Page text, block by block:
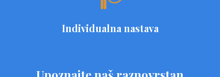
Individualna nastava